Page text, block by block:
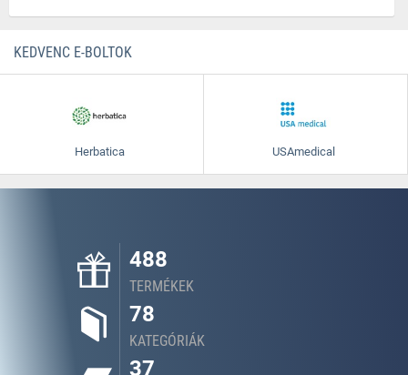
KEDVENC E-BOLTOK
Herbatica USAmedical
488
TERMÉKEK
78
KATEGÓRIÁK
37